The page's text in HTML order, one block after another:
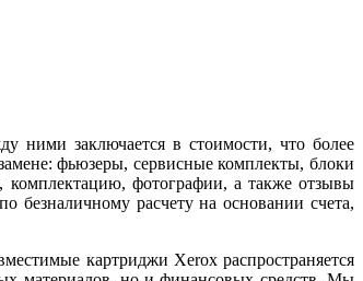
ними заключается в стоимости, что более
фьюзеры, сервисные комплекты, блоки
комплектацию, фотографии, а также отзывы
безналичному расчету на основании счета,
картриджи Xerox распространяется